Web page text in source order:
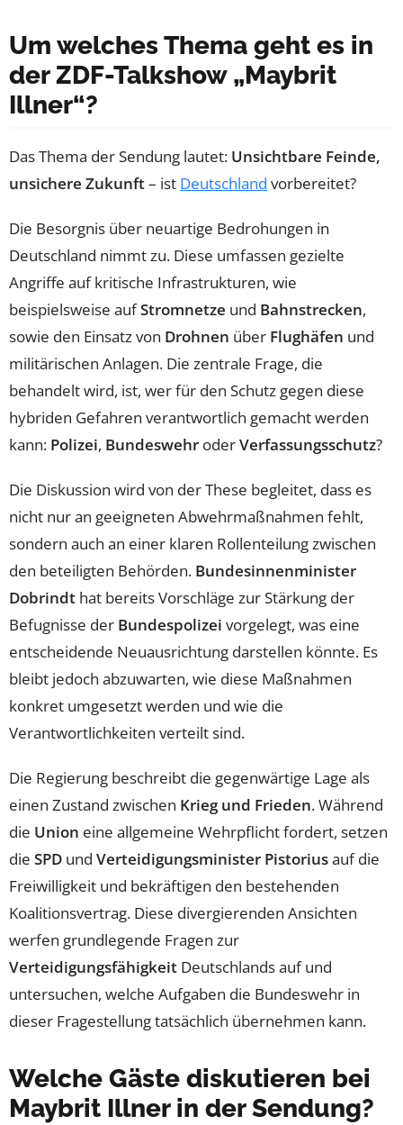
Um welches Thema geht es in
der ZDF-Talkshow „Maybrit
Illner“?
Das Thema der Sendung lautet: Unsichtbare Feinde,
unsichere Zukunft– ist Deutschland vorbereitet?
Die Besorgnis über neuartige Bedrohungen in
Deutschland nimmt zu. Diese umfassen gezielte
Angriffe auf kritische Infrastrukturen, wie
beispielsweise aufStromnetze und Bahnstrecken,
sowie den Einsatz von Drohnen über Flughäfen und
militärischen Anlagen. Die zentrale Frage, die
behandelt wird, ist, wer für den Schutz gegen diese
hybriden Gefahren verantwortlich gemacht werden
kann: Polizei, Bundeswehr oderVerfassungsschutz?
Die Diskussion wird von der These begleitet, dass es
nicht nur an geeigneten Abwehrmaßnahmen fehlt,
sondern auch an einer klaren Rollenteilung zwischen
den beteiligten Behörden. Bundesinnenminister
Dobrindt hat bereits Vorschläge zur Stärkung der
Befugnisse der Bundespolizei vorgelegt, was eine
entscheidende Neuausrichtung darstellen könnte. Es
bleibt jedoch abzuwarten, wie diese Maßnahmen
konkret umgesetzt werden und wie die
Verantwortlichkeiten verteilt sind.
Die Regierung beschreibt die gegenwärtige Lage als
einen Zustand zwischen Krieg und Frieden. Während
die Union eine allgemeine Wehrpflicht fordert, setzen
die SPD und Verteidigungsminister Pistoriusauf die
Freiwilligkeit und bekräftigen den bestehenden
Koalitionsvertrag. Diese divergierenden Ansichten
werfen grundlegende Fragen zur
Verteidigungsfähigkeit Deutschlands auf und
untersuchen, welche Aufgaben die Bundeswehr in
dieser Fragestellung tatsächlich übernehmen kann.
Welche Gäste diskutieren bei
Maybrit Illner in der Sendung?